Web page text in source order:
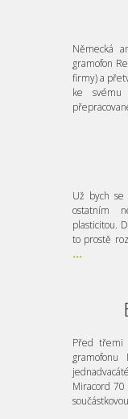
Německá
gramofon
firmy) a
ke
Už bych
ostatním
plasticitou.
to prostě
...
Před třemi
Miracord
součástkovou